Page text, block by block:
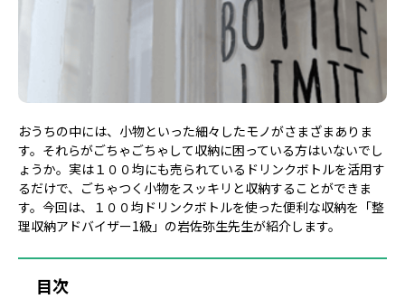
おうちの中には、小物といった細々したモノがさまざまありま
す。それらがごちゃごちゃして収納に困っている方はいないでし
ょうか。実は１００均にも売られているドリンクボトルを活用す
るだけで、ごちゃつく小物をスッキリと収納することができま
す。今回は、１００均ドリンクボトルを使った便利な収納を「整
理収納アドバイザー1級」の岩佐弥生先生が紹介します。
目次